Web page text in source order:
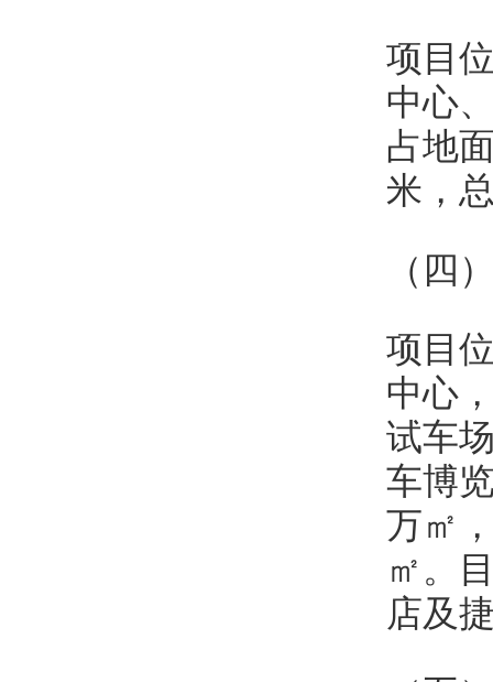
项目
中心
占地
米，
（四
项目
中心
试车
车博
万㎡
㎡。
店及